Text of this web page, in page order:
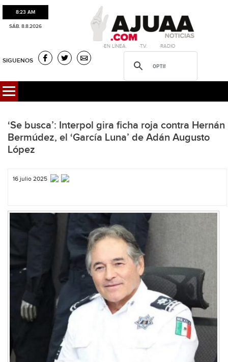
8:23 AM
SÁB. 8.8.2026
·EN LÍNEA. ·T.V. ·RADIO
SIGUENOS
‘Se busca’: Interpol gira ficha roja contra Hernán
Bermúdez, el ‘García Luna’ de Adán Augusto
López
16 julio 2025